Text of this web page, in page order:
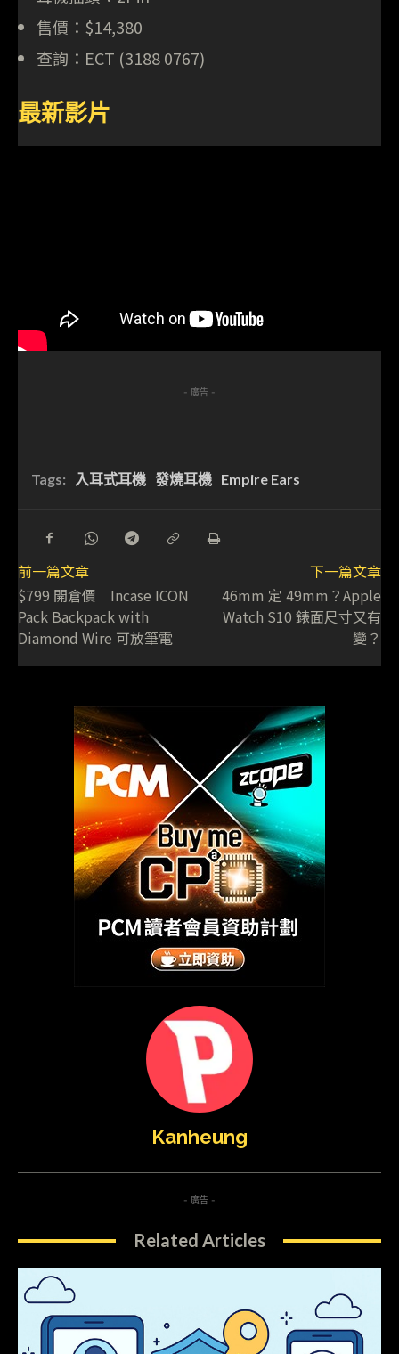
售價：$14,380
查詢：ECT (3188 0767)
最新影片
- 廣告 -
Tags: 入耳式耳機 發燒耳機 Empire Ears
前一篇文章
$799 開倉價 Incase ICON
Pack Backpack with
Diamond Wire 可放筆電
下一篇文章
46mm 定 49mm？Apple
Watch S10 錶面尺寸又有
變？
Kanheung
- 廣告 -
Related Articles